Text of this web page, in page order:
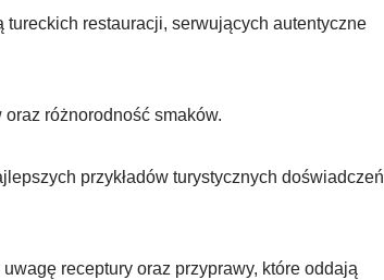
restauracji, serwujących autentyczne
różnorodność smaków.
przykładów turystycznych doświadczeń
receptury oraz przyprawy, które oddają